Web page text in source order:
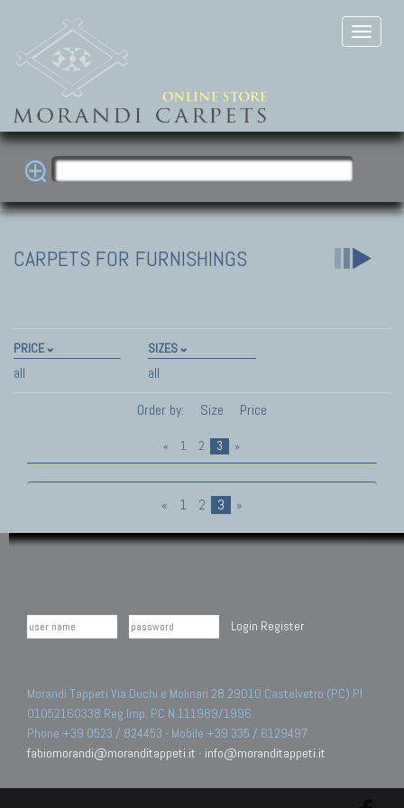
CARPETS FOR FURNISHINGS
PRICE
all
SIZES
all
Order by:
Size Price
« 1 2 3 »
« 1 2 3 »
Login Register
Morandi Tappeti Via Duchi e Molinari 28 29010 Castelvetro (PC) PI
01052160338 Reg.Imp. PC N.111989/1996.
Phone +39 0523 / 824453 - Mobile +39 335 / 6129497
fabiomorandi@moranditappeti.it - info@moranditappeti.it